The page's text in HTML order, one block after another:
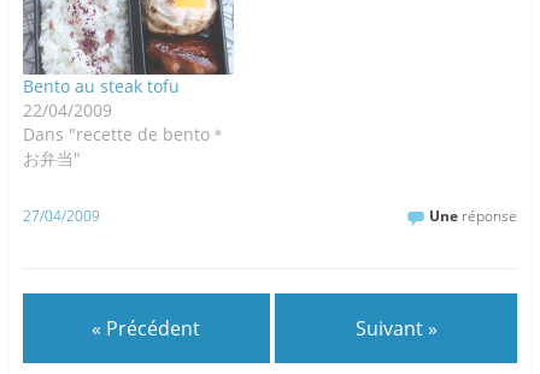
Bento au steak tofu
22/04/2009
Dans "recette de bento＊
お弁当"
27/04/2009 Une réponse
« Précédent Suivant »